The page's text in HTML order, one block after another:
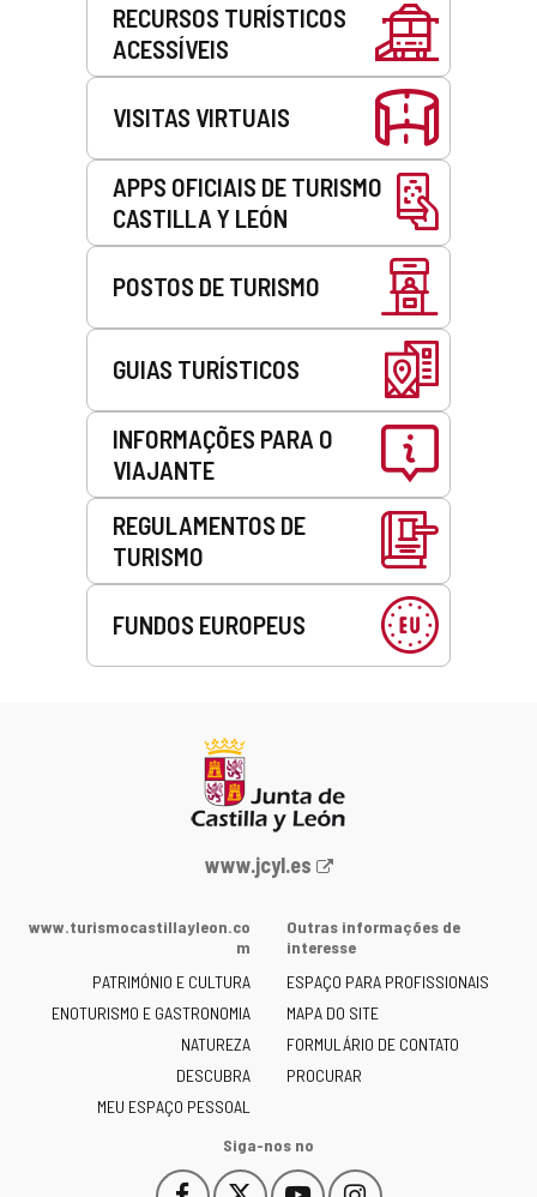
RECURSOS TURÍSTICOS
ACESSÍVEIS
VISITAS VIRTUAIS
APPS OFICIAIS DE TURISMO
CASTILLA Y LEÓN
POSTOS DE TURISMO
GUIAS TURÍSTICOS
INFORMAÇÕES PARA O
VIAJANTE
REGULAMENTOS DE
TURISMO
FUNDOS EUROPEUS
Portal
Junta
Castilla
y
León
-
www.jcyl.es
www.turismocastillayleon.co
m
PATRIMÓNIO E CULTURA
ENOTURISMO E GASTRONOMIA
NATUREZA
DESCUBRA
MEU ESPAÇO PESSOAL
Outras informações de
interesse
ESPAÇO PARA PROFISSIONAIS
MAPA DO SITE
FORMULÁRIO DE CONTATO
PROCURAR
Siga-nos no